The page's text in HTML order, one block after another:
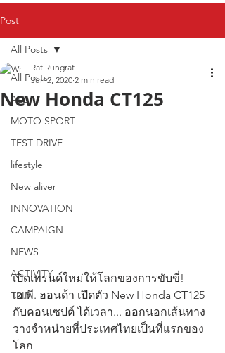
Post
All Posts
ALL
MOTO SPORT
TEST DRIVE
lifestyle
New aliver
INNOVATION
CAMPAIGN
NEWS
ACTIVITY
TRIP
All Posts
New Honda CT125
Rat Rungrat
Jun 2, 2020 2 min read
เปิดเทรนด์ใหม่ให้โลกของการขับขี่!
เอ.พี. ฮอนด้า เปิดตัว New Honda CT125
กับคอนเซปต์ ได้เวลา... ออกนอกเส้นทาง
วางจำหน่ายที่ประเทศไทยเป็นที่แรกของ
โลก